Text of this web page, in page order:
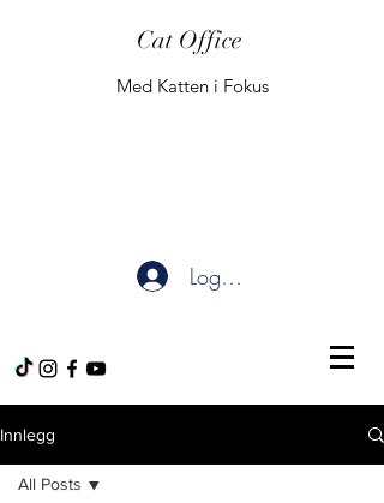
Cat Office
Med Katten i Fokus
Logg inn
Innlegg
All Posts